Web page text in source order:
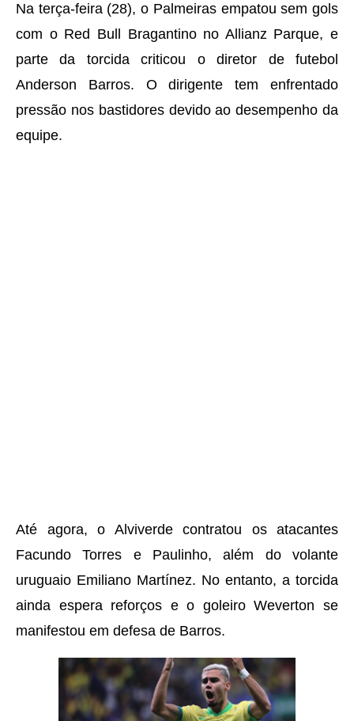
Na terça-feira (28), o Palmeiras empatou sem gols
com o Red Bull Bragantino no Allianz Parque, e
parte da torcida criticou o diretor de futebol
Anderson Barros. O dirigente tem enfrentado
pressão nos bastidores devido ao desempenho da
equipe.
Até agora, o Alviverde contratou os atacantes
Facundo Torres e Paulinho, além do volante
uruguaio Emiliano Martínez. No entanto, a torcida
ainda espera reforços e o goleiro Weverton se
manifestou em defesa de Barros.